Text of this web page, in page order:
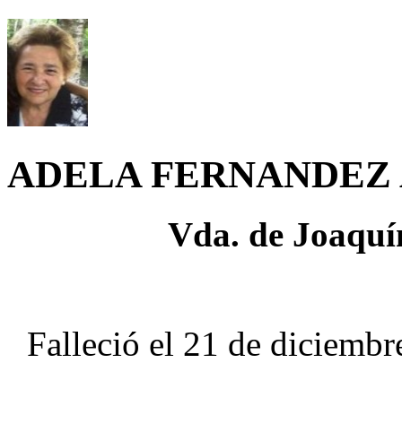
ADELA FERNANDEZ
Vda. de
Falleció el 21 de